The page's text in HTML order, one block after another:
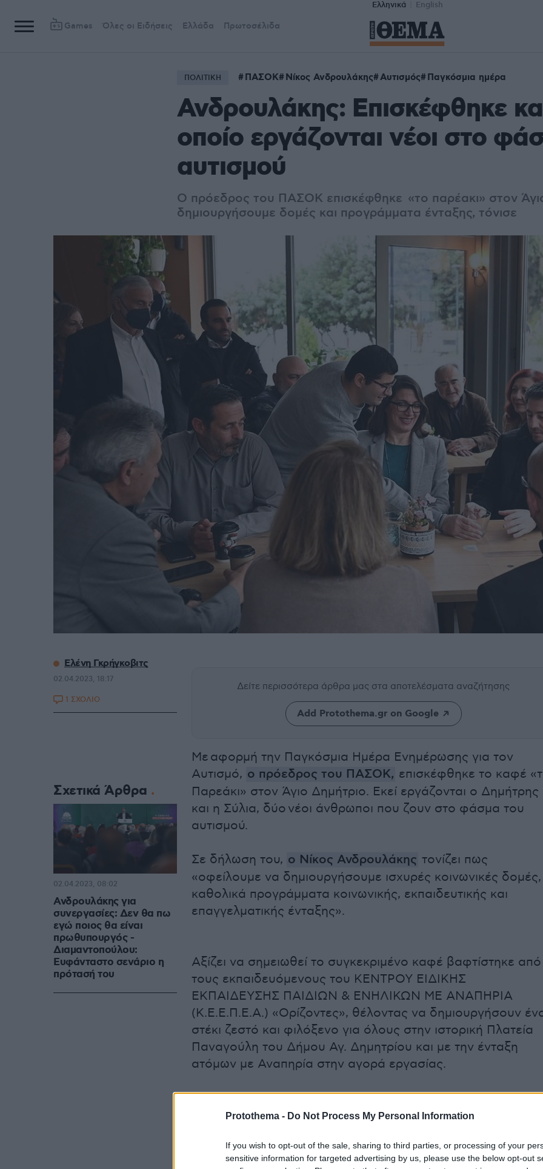
Protothema - Do Not Process My Personal Information
If you wish to opt-out of the sale, sharing to third parties, or processing of your
sensitive information for targeted advertising by us, please use the below opt-out
Ελληνικά English
Games Όλες οι Ειδήσεις Ελλάδα Πρωτοσέλιδα
ΠΟΛΙΤΙΚΗ ΠΑΣΟΚ Νίκος Ανδρουλάκης Αυτισμός Παγκόσμια ημέρα
Ανδρουλάκης: Επισκέφθηκε
οποίο εργάζονται νέοι στο
αυτισμού
Ο πρόεδρος του ΠΑΣΟΚ επισκέφθηκε «το παρέακι» στον
δημιουργήσουμε δομές και προγράμματα ένταξης, τόνισε
Δείτε περισσότερα άρθρα μας στα αποτελέσματα αναζήτησης
Add Protothema.gr on Google
Με αφορμή την Παγκόσμια Ημέρα Ενημέρωσης για τον
Αυτισμό, ο πρόεδρος του ΠΑΣΟΚ, επισκέφθηκε το καφέ
Παρεάκι» στον Άγιο Δημήτριο. Εκεί εργάζονται ο Δημήτρης
και η Σύλια, δύο νέοι άνθρωποι που ζουν στο φάσμα του
αυτισμού.
Σε δήλωση του, ο Νίκος Ανδρουλάκης τονίζει πως
«οφείλουμε να δημιουργήσουμε ισχυρές κοινωνικές δομές,
καθολικά προγράμματα κοινωνικής, εκπαιδευτικής και
επαγγελματικής ένταξης».
Αξίζει να σημειωθεί το συγκεκριμένο καφέ βαφτίστηκε από
τους εκπαιδευόμενους του ΚΕΝΤΡΟΥ ΕΙΔΙΚΗΣ
ΕΚΠΑΙΔΕΥΣΗΣ ΠΑΙΔΙΩΝ & ΕΝΗΛΙΚΩΝ ΜΕ ΑΝΑΠΗΡΙΑ
(Κ.Ε.Ε.Π.Ε.Α.) «Ορίζοντες», θέλοντας να δημιουργήσουν
στέκι ζεστό και φιλόξενο για όλους στην ιστορική Πλατεία
Παναγούλη του Δήμου Αγ. Δημητρίου και με την ένταξη
ατόμων με Αναπηρία στην αγορά εργασίας.
Δείτε φωτογραφίες
Ελένη Γκρήγκοβιτς
02.04.2023, 18:17
1 ΣΧΟΛΙΟ
Σχετικά Άρθρα
Ανδρουλάκης για
συνεργασίες: Δεν θα πω
εγώ ποιος θα είναι
πρωθυπουργός -
Διαμαντοπούλου:
Ευφάνταστο σενάριο η
πρότασή του
02.04.2023, 08:02